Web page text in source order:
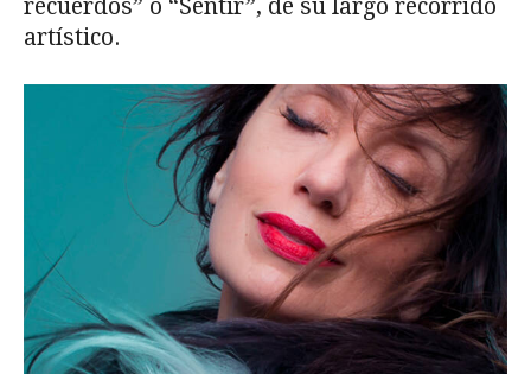
recuerdos” o “Sentir”, de su largo recorrido
artístico.